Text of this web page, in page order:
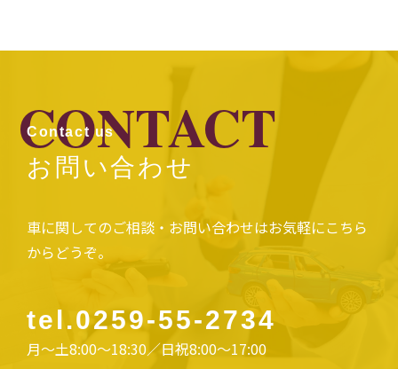
CONTACT
Contact us
お問い合わせ
車に関してのご相談・お問い合わせはお気軽にこちら
からどうぞ。
tel.0259-55-2734
月〜土8:00〜18:30／日祝8:00〜17:00